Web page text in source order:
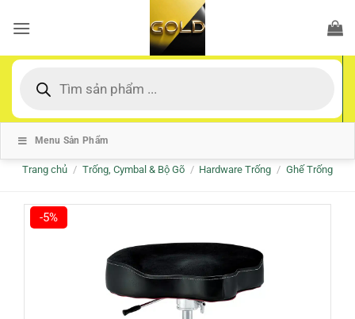
qua
dung
kiếm
Menu Sản Phẩm
Trang chủ / Trống, Cymbal & Bộ Gõ / Hardware Trống / Ghế Trống
-5%